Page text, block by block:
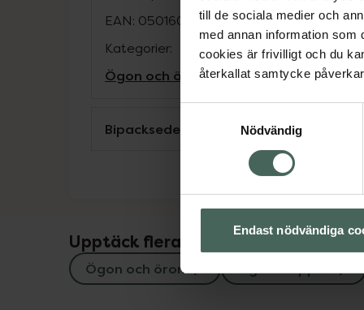
till de sociala medier och
med annan information som
cookies är frivilligt och du
återkallat samtycke
Nödvändig
Endast nödvändiga
EAN: 05016007455410
Kategorier:
Ögon och öronÖgondroppar
Bipacksedel från FASS
Upptäck flera produkter inom
Ögon och öron Ögondroppar